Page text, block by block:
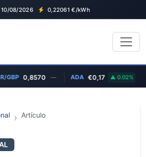
10/08/2026 0,22061 €/kWh
0,8570 — ADA €0,17 0.02%
Artículo